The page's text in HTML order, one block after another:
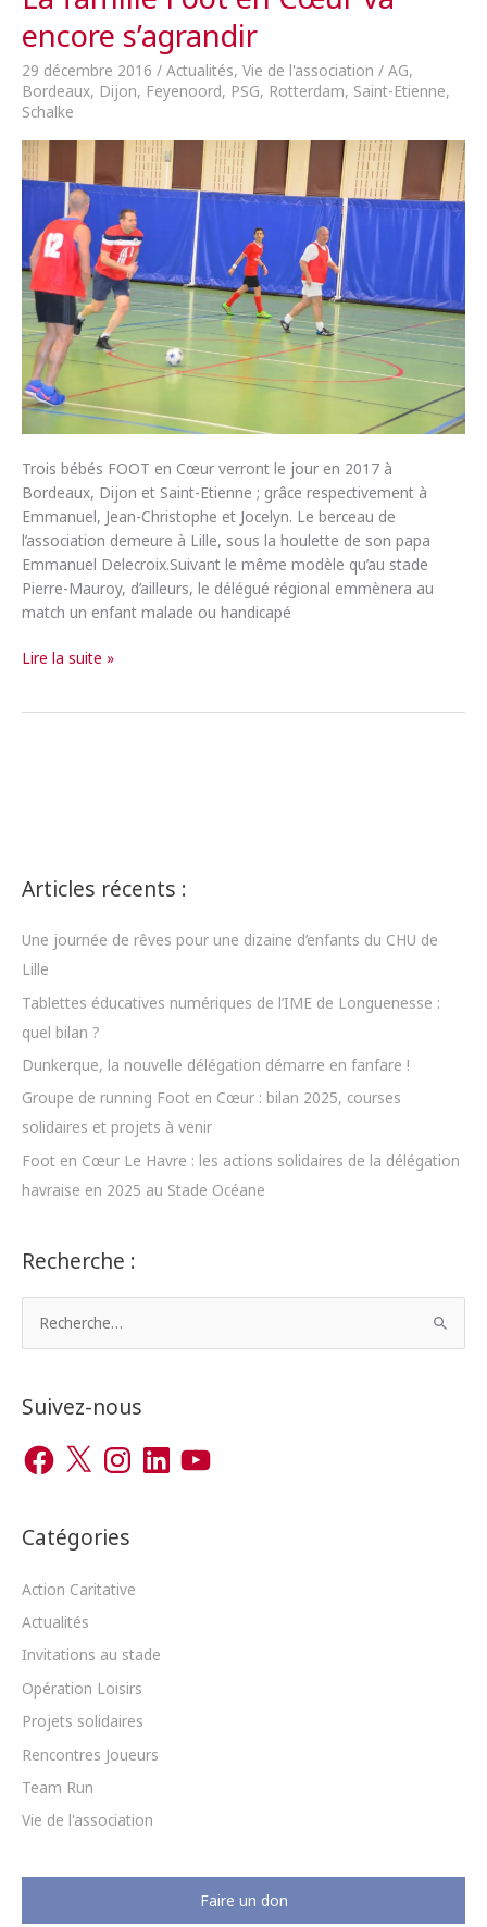
a
le
cœur
en
fête
encore s’agrandir
29 décembre 2016 / Actualités, Vie de l'association / AG,
Bordeaux, Dijon, Feyenoord, PSG, Rotterdam, Saint-Etienne,
Schalke
Trois bébés FOOT en Cœur verront le jour en 2017 à
Bordeaux, Dijon et Saint-Etienne ; grâce respectivement à
Emmanuel, Jean-Christophe et Jocelyn. Le berceau de
l’association demeure à Lille, sous la houlette de son papa
Emmanuel Delecroix.Suivant le même modèle qu’au stade
Pierre-Mauroy, d’ailleurs, le délégué régional emmènera au
match un enfant malade ou handicapé
La
Lire la suite »
Articles récents :
Une journée de rêves pour une dizaine d’enfants du CHU de
Lille
Tablettes éducatives numériques de l’IME de Longuenesse :
quel bilan ?
Dunkerque, la nouvelle délégation démarre en fanfare !
Groupe de running Foot en Cœur : bilan 2025, courses
solidaires et projets à venir
Foot en Cœur Le Havre : les actions solidaires de la délégation
havraise en 2025 au Stade Océane
Recherche :
h
r
e
:
Suivez-nous
F
a
o
k
X
n
s
r
a
L
n
Y
o
u
Catégories
Action Caritative
Actualités
Invitations au stade
Opération Loisirs
Projets solidaires
Rencontres Joueurs
Team Run
Vie de l'association
Faire un don